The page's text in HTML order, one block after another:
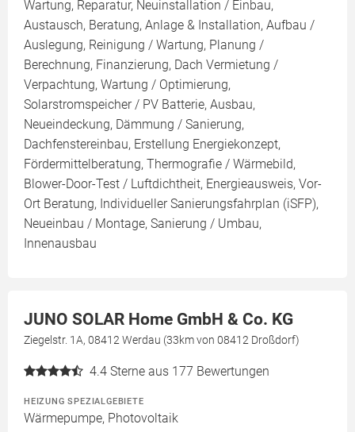
Wartung, Reparatur, Neuinstallation / Einbau,
Austausch, Beratung, Anlage & Installation, Aufbau /
Auslegung, Reinigung / Wartung, Planung /
Berechnung, Finanzierung, Dach Vermietung /
Verpachtung, Wartung / Optimierung,
Solarstromspeicher / PV Batterie, Ausbau,
Neueindeckung, Dämmung / Sanierung,
Dachfenstereinbau, Erstellung Energiekonzept,
Fördermittelberatung, Thermografie / Wärmebild,
Blower-Door-Test / Luftdichtheit, Energieausweis, Vor-
Ort Beratung, Individueller Sanierungsfahrplan (iSFP),
Neueinbau / Montage, Sanierung / Umbau,
Innenausbau
JUNO SOLAR Home GmbH & Co. KG
Ziegelstr. 1A, 08412 Werdau (33km von 08412 Droßdorf)
4.4 Sterne aus 177 Bewertungen
HEIZUNG SPEZIALGEBIETE
Wärmepumpe, Photovoltaik